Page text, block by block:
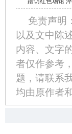
免责声明
以及文中陈
内容、文字
者仅作参考
题，请联系
均由原作者